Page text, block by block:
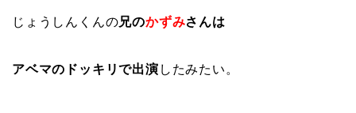
じょうしんくんの兄のかずみさんは
アベマのドッキリで出演 したみたい。